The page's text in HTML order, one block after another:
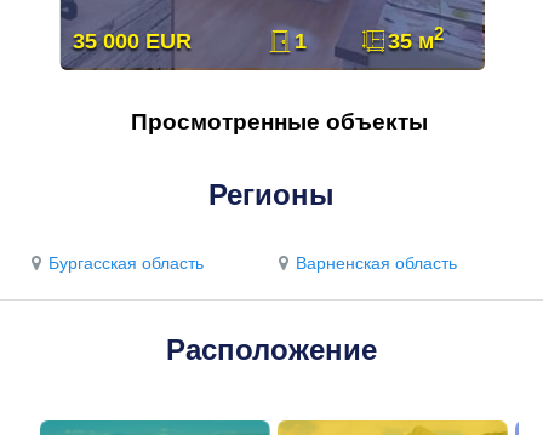
35 000 EUR 1 35 м2
Просмотренные объекты
Регионы
Бургасская область Варненская область
Расположение